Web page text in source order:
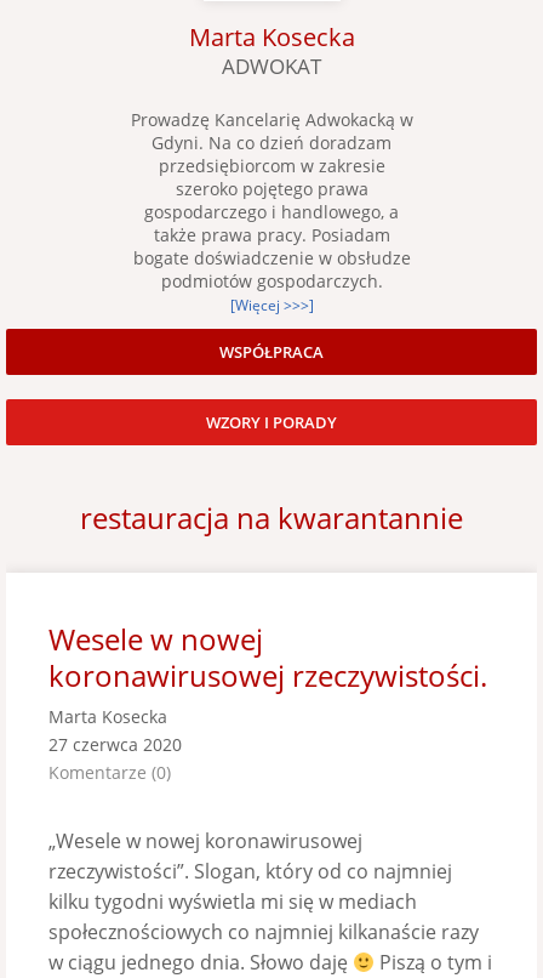
Marta Kosecka
ADWOKAT
Prowadzę Kancelarię Adwokacką w
Gdyni. Na co dzień doradzam
przedsiębiorcom w zakresie
szeroko pojętego prawa
gospodarczego i handlowego, a
także prawa pracy. Posiadam
bogate doświadczenie w obsłudze
podmiotów gospodarczych.
[Więcej >>>]
WSPÓŁPRACA
WZORY I PORADY
restauracja na kwarantannie
Wesele w nowej
koronawirusowej rzeczywistości.
Marta Kosecka
27 czerwca 2020
Komentarze (0)
„Wesele w nowej koronawirusowej
rzeczywistości”. Slogan, który od co najmniej
kilku tygodni wyświetla mi się w mediach
społecznościowych co najmniej kilkanaście razy
w ciągu jednego dnia. Słowo daję
Piszą o tym i